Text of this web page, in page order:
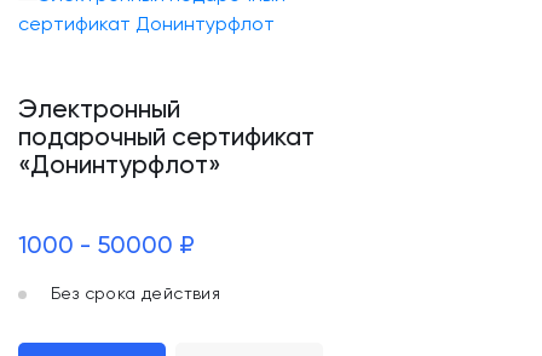
Электронный
подарочный сертификат
«Донинтурфлот»
1000 - 50000 ₽
Без срока действия